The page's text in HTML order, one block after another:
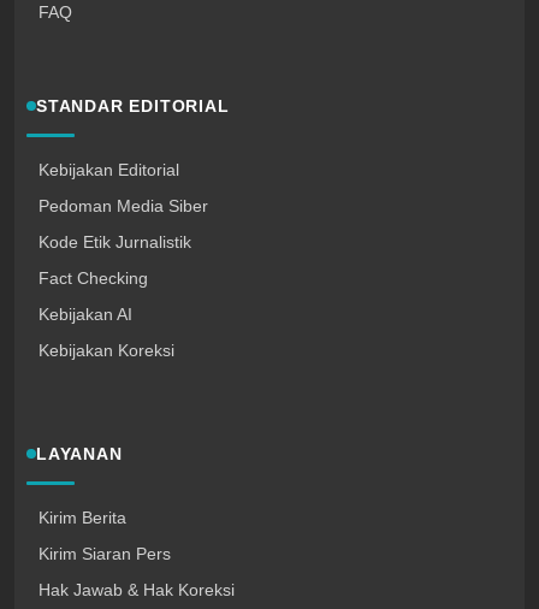
FAQ
STANDAR EDITORIAL
Kebijakan Editorial
Pedoman Media Siber
Kode Etik Jurnalistik
Fact Checking
Kebijakan AI
Kebijakan Koreksi
LAYANAN
Kirim Berita
Kirim Siaran Pers
Hak Jawab & Hak Koreksi